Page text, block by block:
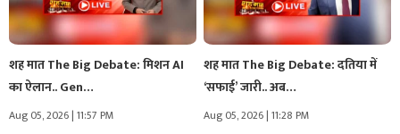
शह मात The Big Debate: मिशन AI
का ऐलान.. Gen…
Aug 05, 2026 | 11:57 PM
शह मात The Big Debate: दतिया में
‘सफाई’ जारी.. अब…
Aug 05, 2026 | 11:28 PM